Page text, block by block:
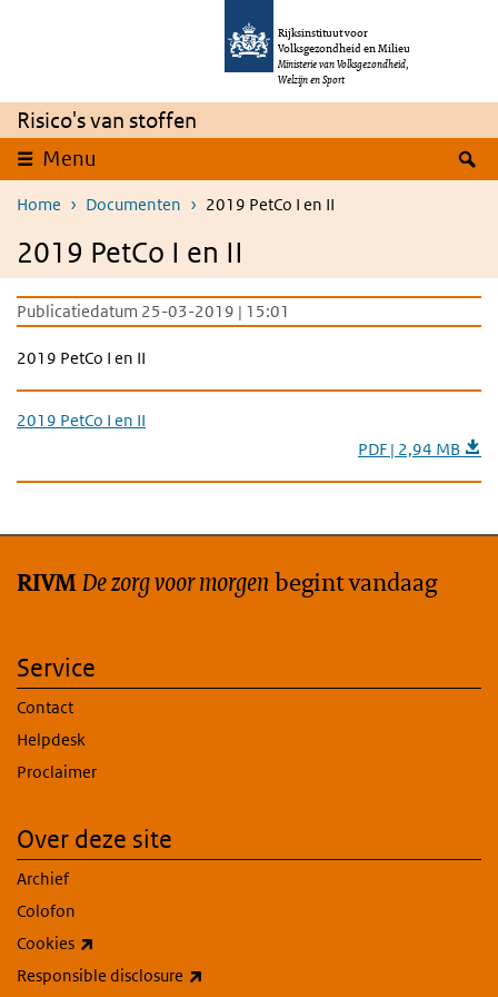
Overslaan en naar de inhoud gaan
Rijksinstituut voor
Volksgezondheid en Milieu
Ministerie van Volksgezondheid,
Welzijn en Sport
Risico's van stoffen
Menu
Home Documenten 2019 PetCo I en II
2019 PetCo I en II
Publicatiedatum 25-03-2019 | 15:01
2019 PetCo I en II
2019 PetCo I en II
PDF | 2,94 MB
RIVMDe zorg voor morgen begint vandaag
Service
Contact
Helpdesk
Proclaimer
Over deze site
Archief
Colofon
Cookies
Responsible disclosure